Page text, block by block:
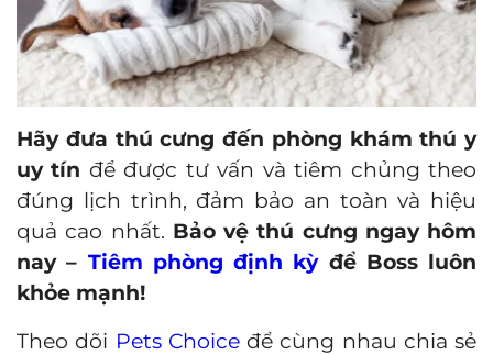
Hãy đưa thú cưng đến phòng khám thú y
uy tín để được tư vấn và tiêm chủng theo
đúng lịch trình, đảm bảo an toàn và hiệu
quả cao nhất. Bảo vệ thú cưng ngay hôm
nay – Tiêm phòng định kỳđể Boss luôn
khỏe mạnh!
Theo dõi Pets Choiceđể cùng nhau chia sẻ